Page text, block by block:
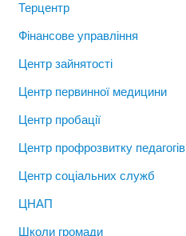
Терцентр
Фінансове управління
Центр зайнятості
Центр первинної медицини
Центр пробації
Центр профрозвитку педагогів
Центр соціальних служб
ЦНАП
Школи громади